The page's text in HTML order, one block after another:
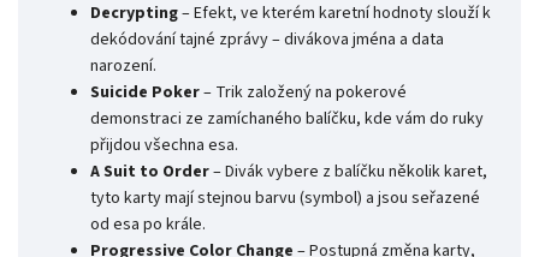
Decrypting– Efekt, ve kterém karetní hodnoty slouží k
dekódování tajné zprávy – divákova jména a data
narození.
Suicide Poker– Trik založený na pokerové
demonstraci ze zamíchaného balíčku, kde vám do ruky
přijdou všechna esa.
A Suit to Order– Divák vybere z balíčku několik karet,
tyto karty mají stejnou barvu (symbol) a jsou seřazené
od esa po krále.
Progressive Color Change – Postupná změna karty,